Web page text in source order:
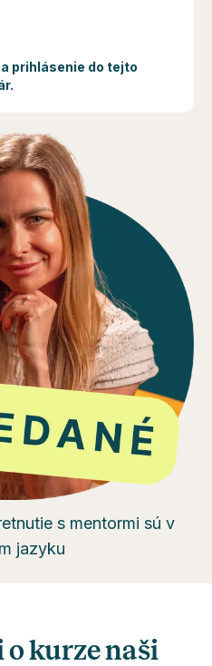
prihlásenie do tejto
s mentormi sú v
jazyku
o kurze naši